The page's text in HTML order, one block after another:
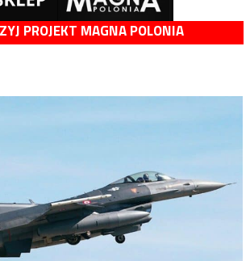
PROJEKT MAGNA POLONIA